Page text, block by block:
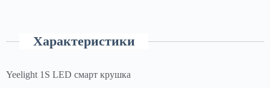
Характеристики
Yeelight 1S LED смарт крушка